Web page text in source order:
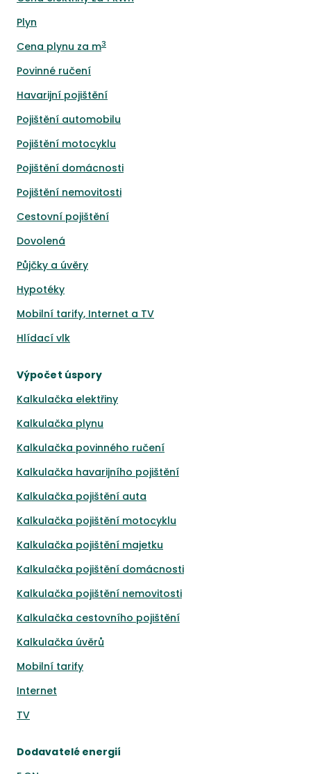
Plyn
Cena plynu za m3
Povinné ručení
Havarijní pojištění
Pojištění automobilu
Pojištění motocyklu
Pojištění domácnosti
Pojištění nemovitosti
Cestovní pojištění
Dovolená
Půjčky a úvěry
Hypotéky
Mobilní tarify, Internet a TV
Hlídací vlk
Výpočet úspory
Kalkulačka elektřiny
Kalkulačka plynu
Kalkulačka povinného ručení
Kalkulačka havarijního pojištění
Kalkulačka pojištění auta
Kalkulačka pojištění motocyklu
Kalkulačka pojištění majetku
Kalkulačka pojištění domácnosti
Kalkulačka pojištění nemovitosti
Kalkulačka cestovního pojištění
Kalkulačka úvěrů
Mobilní tarify
Internet
TV
Dodavatelé energií